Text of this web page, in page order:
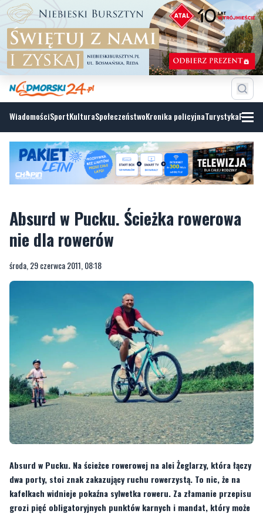
WiadomościSportKulturaSpołeczeństwoKronika policyjnaTurystyka
Absurd w Pucku. Ścieżka rowerowa
nie dla rowerów
środa, 29 czerwca 2011, 08:18
Absurd w Pucku. Na ścieżce rowerowej na alei Żeglarzy, która łączy
dwa porty, stoi znak zakazujący ruchu rowerzystą. To nic, że na
kafelkach widnieje pokaźna sylwetka roweru. Za złamanie przepisu
grozi pięć obligatoryjnych punktów karnych i mandat, który może